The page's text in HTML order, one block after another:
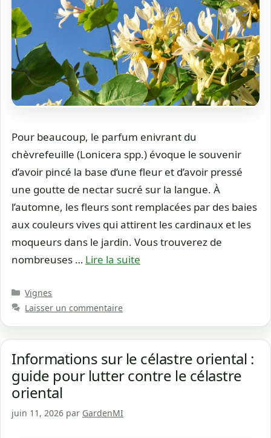
Pour beaucoup, le parfum enivrant du
chèvrefeuille (Lonicera spp.) évoque le souvenir
d’avoir pincé la base d’une fleur et d’avoir pressé
une goutte de nectar sucré sur la langue. À
l’automne, les fleurs sont remplacées par des baies
aux couleurs vives qui attirent les cardinaux et les
moqueurs dans le jardin. Vous trouverez de
nombreuses … Lire la suite
Catégories
Vignes
Laisser un commentaire
Informations sur le célastre oriental :
guide pour lutter contre le célastre
oriental
juin 11, 2026 par GardenMI